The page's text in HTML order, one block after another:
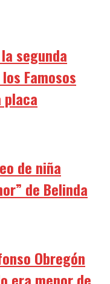
segunda
Famosos
placa
de niña
de Belinda
Obregón